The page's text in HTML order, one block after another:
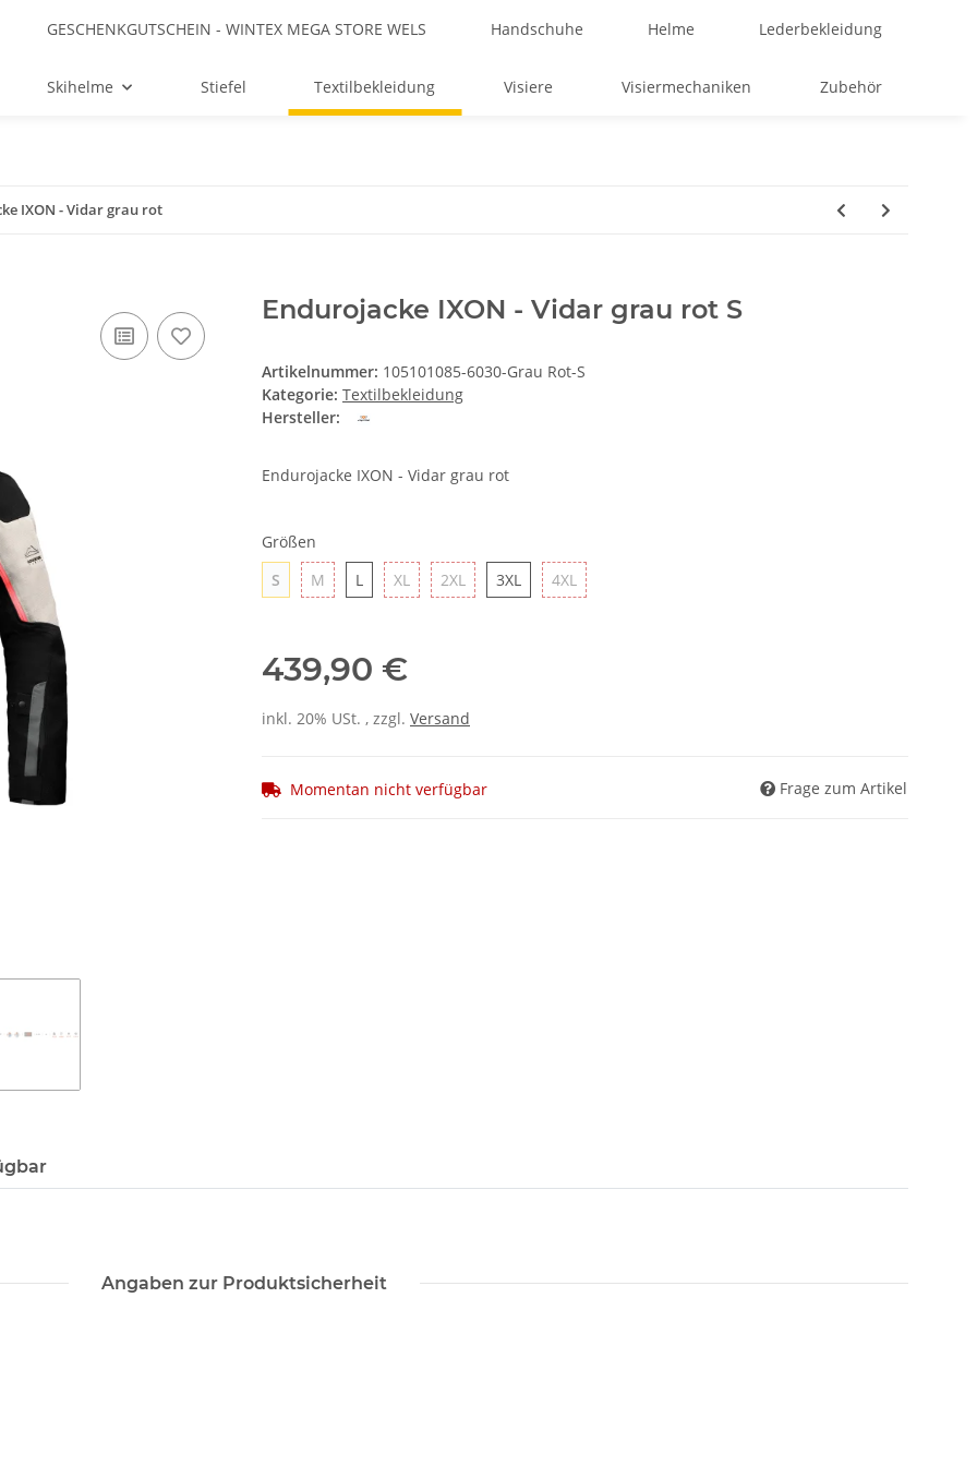
GESCHENKGUTSCHEIN - WINTEX MEGA STORE WELS Handschuhe Helme Lederbekleidung
Skihelme Stiefel Textilbekleidung Visiere Visiermechaniken Zubehör
IXON - Vidar grau rot
Endurojacke IXON - Vidar grau rot S
Artikelnummer: 105101085-6030-Grau Rot-S
Kategorie: Textilbekleidung
Hersteller:
Endurojacke IXON - Vidar grau rot
Größen
S
M M L XL XL 2XL 2XL 3XL 3XL 4XL 4XL
439,90 €
inkl. 20% USt. , zzgl. Versand
Momentan nicht verfügbar Frage zum Artikel
Angaben zur Produktsicherheit